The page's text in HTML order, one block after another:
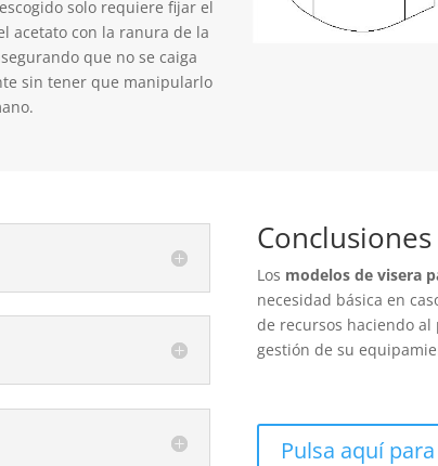
solo requiere fijar el
acetato con la ranura de la
que no se caiga
sin tener que manipularlo
Conclusiones
Los modelos de visera
necesidad básica en
de recursos haciendo
gestión de su
Pulsa aquí